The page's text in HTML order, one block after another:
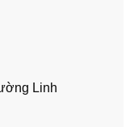
Linh